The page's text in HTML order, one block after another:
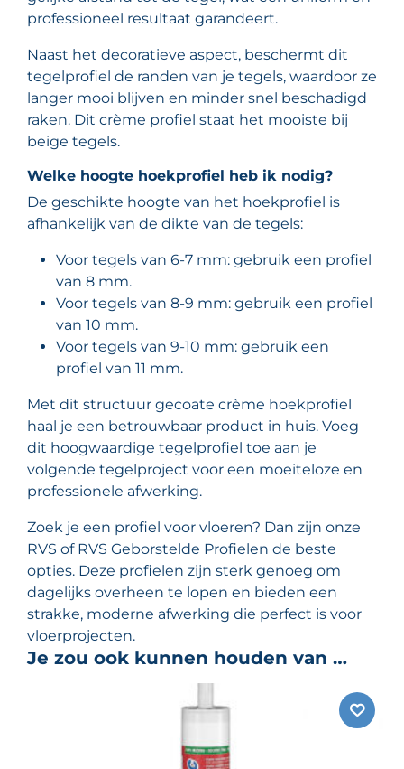
professioneel resultaat garandeert.
Naast het decoratieve aspect, beschermt dit
tegelprofiel de randen van je tegels, waardoor ze
langer mooi blijven en minder snel beschadigd
raken. Dit crème profiel staat het mooiste bij
beige tegels.
Welke hoogte hoekprofiel heb ik nodig?
De geschikte hoogte van het hoekprofiel is
afhankelijk van de dikte van de tegels:
Voor tegels van 6-7 mm: gebruik een profiel
van 8 mm.
Voor tegels van 8-9 mm: gebruik een profiel
van 10 mm.
Voor tegels van 9-10 mm: gebruik een
profiel van 11 mm.
Met dit structuur gecoate crème hoekprofiel
haal je een betrouwbaar product in huis. Voeg
dit hoogwaardige tegelprofiel toe aan je
volgende tegelproject voor een moeiteloze en
professionele afwerking.
Zoek je een profiel voor vloeren? Dan zijn onze
RVS of RVS Geborstelde Profielen de beste
opties. Deze profielen zijn sterk genoeg om
dagelijks overheen te lopen en bieden een
strakke, moderne afwerking die perfect is voor
vloerprojecten.
Je zou ook kunnen houden van …